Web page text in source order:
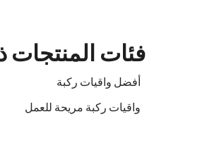
فئات المنتجات
أفضل واقيات ركبة
واقيات ركبة مريحة للعمل